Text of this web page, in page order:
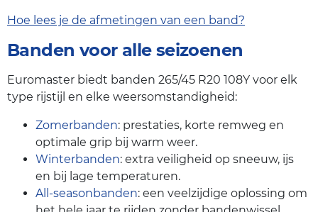
Hoe lees je de afmetingen van een band?
Banden voor alle seizoenen
Euromaster biedt banden 265/45 R20 108Y voor elk
type rijstijl en elke weersomstandigheid:
Zomerbanden: prestaties, korte remweg en
optimale grip bij warm weer.
Winterbanden: extra veiligheid op sneeuw, ijs
en bij lage temperaturen.
All-seasonbanden: een veelzijdige oplossing om